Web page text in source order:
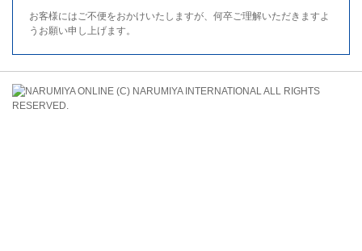
お客様にはご不便をおかけいたしますが、何卒ご理解いただきますよ
うお願い申し上げます。